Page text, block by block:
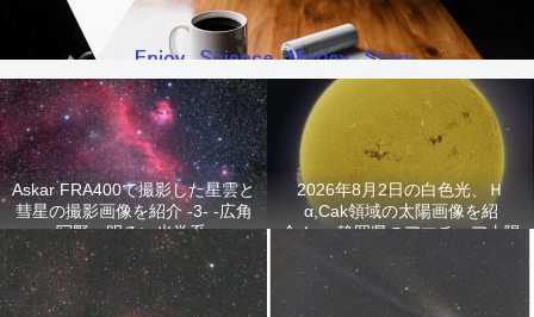
Askar FRA400で撮影した星雲と
彗星の撮影画像を紹介 -3- -広角
写野、明るい光学系-
2026年8月2日の白色光、Ｈ
α,Cak領域の太陽画像を紹
介！ -静岡県のアマチュア太陽
観測家が撮影!-